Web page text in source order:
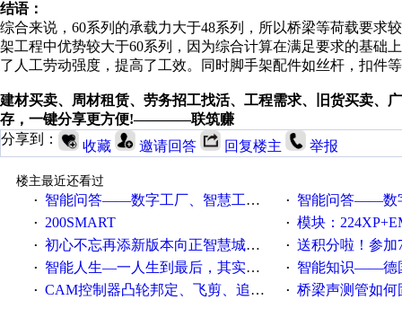
结语：
综合来说，60系列的承载力大于48系列，所以桥梁等荷载要求
架工程中优势较大于60系列，因为综合计算在满足要求的基础
了人工劳动强度，提高了工效。同时脚手架配件如丝杆，扣件
建材买卖、周材租赁、劳务招工找活、工程需求、旧货买卖、
存，一键分享更方便!————联筑赚
分享到：
收藏 邀请回答 回复楼主 举报
楼主最近还看过
·
智能问答——数字工厂、智慧工厂和智能制造三者的区别是什么？ · 智能问答——数字化工厂与
· 200SMART · 模块：
· 初心不忘再添新版本向正智慧城市云展厅3.0版亮相 · 送积分啦！参加7月6日
· 智能人生—一人生到最后，其实拼的都是人品 · 智能知识——德国工业崛起
· CAM控制器凸轮邦定、飞剪、追剪等C功能块 · 桥梁声测管如何固